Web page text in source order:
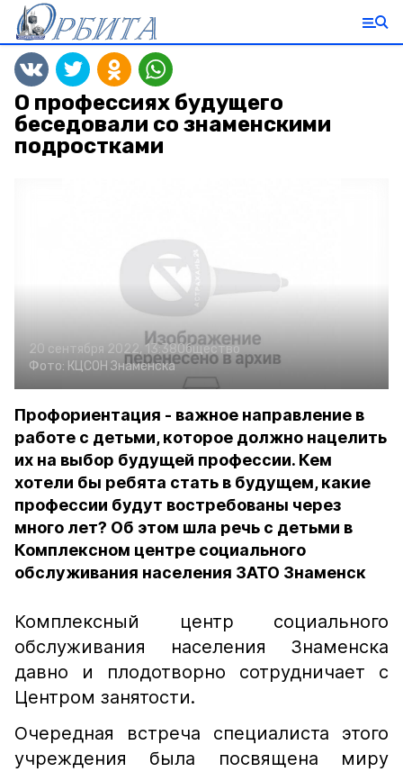
О профессиях будущего
беседовали со знаменскими
подростками
20 сентября 2022, 13:38Общество
Фото: КЦСОН Знаменска
Профориентация - важное направление в
работе с детьми, которое должно нацелить
их на выбор будущей профессии. Кем
хотели бы ребята стать в будущем, какие
профессии будут востребованы через
много лет? Об этом шла речь с детьми в
Комплексном центре социального
обслуживания населения ЗАТО Знаменск
Комплексный центр социального
обслуживания населения Знаменска
давно и плодотворно сотрудничает с
Центром занятости.
Очередная встреча специалиста этого
учреждения была посвящена миру